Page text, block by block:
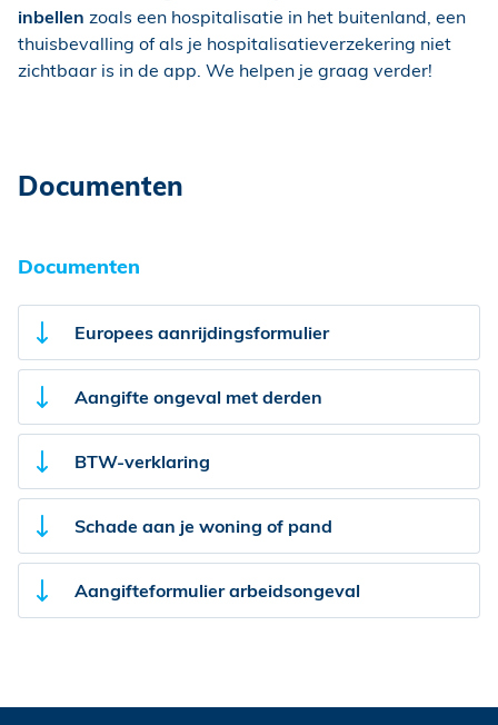
inbellen zoals een hospitalisatie in het buitenland, een
thuisbevalling of als je hospitalisatieverzekering niet
zichtbaar is in de app. We helpen je graag verder!
Documenten
Documenten
Europees aanrijdingsformulier
Aangifte ongeval met derden
BTW-verklaring
Schade aan je woning of pand
Aangifteformulier arbeidsongeval